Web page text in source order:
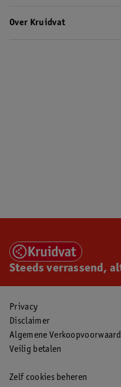
Over Kruidvat
Steeds verrassend,
Privacy
Disclaimer
Algemene
Veilig betalen
Zelf cookies beheren